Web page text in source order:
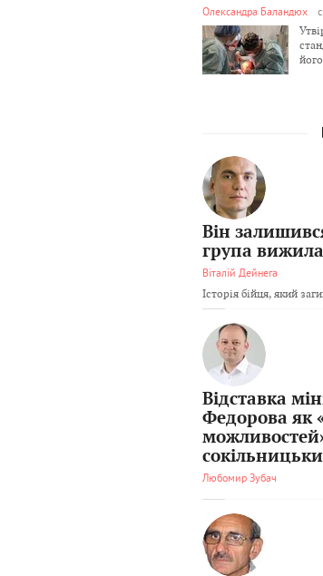
Олександра Баландюх
Він
група вижила
Віталій Дейнега
Історія бійця, який
Відставка
Федорова як
Любомир Зубач